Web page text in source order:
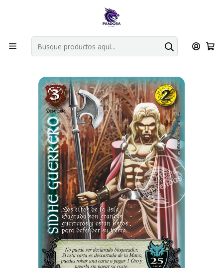
Por compras en cartas singles superiores a 49.990 el envio es
Explorar singles
Inicio Juegos de cartas TCG Mitos y Leyendas TCG
Singles Primer Bloque MYL Aliado SIDHE GUERRERO - LPB4